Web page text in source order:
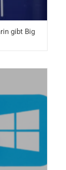
gibt Big